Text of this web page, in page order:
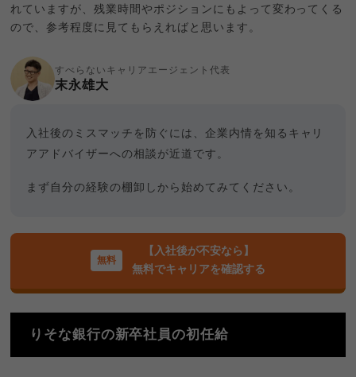
れていますが、残業時間やポジションにもよって変わってくる
ので、参考程度に見てもらえればと思います。
すべらないキャリアエージェント代表
末永雄大
入社後のミスマッチを防ぐには、企業内情を知るキャリ
アアドバイザーへの相談が近道です。
まず自分の経験の棚卸しから始めてみてください。
【入社後が不安なら】
無料でキャリアを確認する
りそな銀行の新卒社員の初任給